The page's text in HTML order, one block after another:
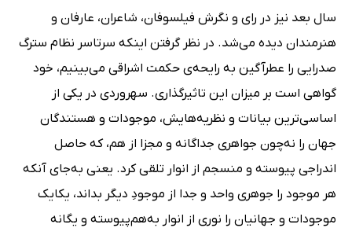
سال بعد نیز در رای و نگرش فیلسوفان، شاعران، عارفان و
هنرمندان دیده می‌شد. در نظر گرفتن اینکه سرتاسر نظام سترگ
صدرایی را عطرآگین به رایحه‌ی حکمت اشراقی می‌بینیم، خود
گواهی است بر میزان این تاثیرگذاری. سهروردی در یکی از
اساسی‌ترین بیانات و نظریه‌هایش، موجودات و هستندگان
جهان را نه‌چون جواهری جداگانه و مجزا از هم، که حاصل
اندراجی پیوسته و منسجم از انوار تلقی کرد. یعنی به‌جای آنکه
هر موجود را جوهری واحد و جدا از موجودِ دیگر بداند، یکایک
موجودات و جهانیان را نوری از انوار به‌هم‌پیوسته و یگانه